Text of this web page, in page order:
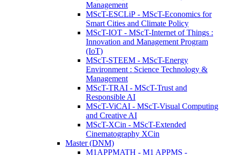
Management
MScT-ESCLiP - MScT-Economics for
Smart Cities and Climate Policy
MScT-IOT - MScT-Internet of Things :
Innovation and Management Program
(IoT)
MScT-STEEM - MScT-Energy
Environment : Science Technology &
Management
MScT-TRAI - MScT-Trust and
Responsible AI
MScT-ViCAI - MScT-Visual Computing
and Creative AI
MScT-XCin - MScT-Extended
Cinematography XCin
Master (DNM)
M1APPMATH - M1 APPMS -